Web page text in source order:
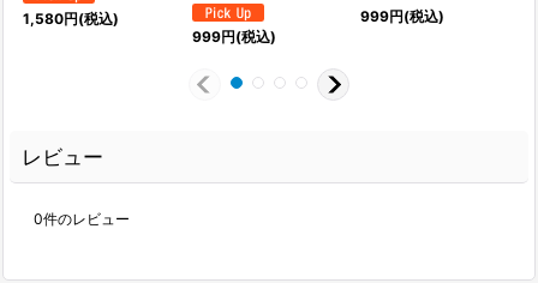
1,580円(税込)
999円(税込)
999円(税込)
レビュー
0件のレビュー